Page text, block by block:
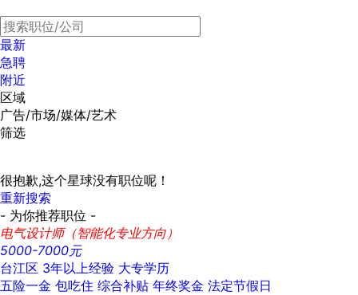
最新
急聘
附近
区域
广告/市场/媒体/艺术
筛选
很抱歉,这个星球没有职位呢！
重新搜索
- 为你推荐职位 -
电气设计师（智能化专业方向）
5000-7000元
台江区 3年以上经验 大专学历
五险一金 包吃住 综合补贴 年终奖金 法定节假日